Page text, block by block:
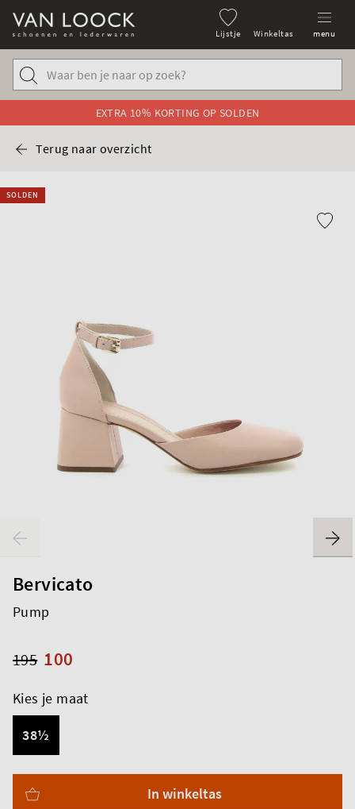
Lijstje Winkeltas menu
EXTRA 10% KORTING OP SOLDEN
Terug naar overzicht
SOLDEN
Bervicato
Pump
100
195
Kies je maat
38½
In winkeltas